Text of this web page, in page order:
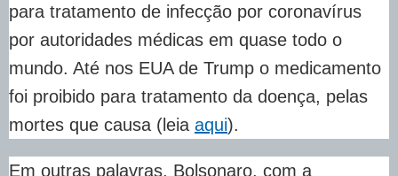
para tratamento de infecção por coronavírus
por autoridades médicas em quase todo o
mundo. Até nos EUA de Trump o medicamento
foi proibido para tratamento da doença, pelas
mortes que causa (leia aqui).
Em outras palavras, Bolsonaro, com a